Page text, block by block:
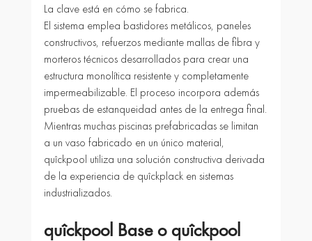
La clave está en cómo se fabrica.
El sistema emplea bastidores metálicos, paneles
constructivos, refuerzos mediante mallas de fibra y
morteros técnicos desarrollados para crear una
estructura monolítica resistente y completamente
impermeabilizable. El proceso incorpora además
pruebas de estanqueidad antes de la entrega final.
Mientras muchas piscinas prefabricadas se limitan
a un vaso fabricado en un único material,
quîckpool utiliza una solución constructiva derivada
de la experiencia de quîckplack en sistemas
industrializados.
quîckpool Base o quîckpool